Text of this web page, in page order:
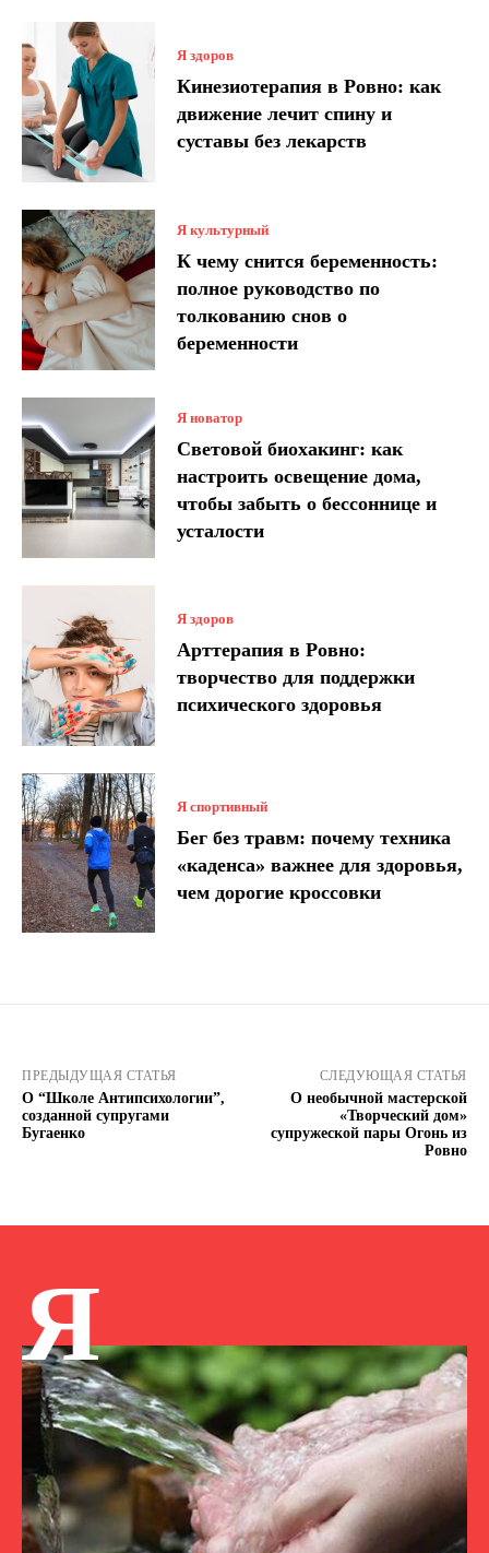
Я здоров
Кинезиотерапия в Ровно: как
движение лечит спину и
суставы без лекарств
Я культурный
К чему снится беременность:
полное руководство по
толкованию снов о
беременности
Я новатор
Световой биохакинг: как
настроить освещение дома,
чтобы забыть о бессоннице и
усталости
Я здоров
Арттерапия в Ровно:
творчество для поддержки
психического здоровья
Я спортивный
Бег без травм: почему техника
«каденса» важнее для здоровья,
чем дорогие кроссовки
ПРЕДЫДУЩАЯ СТАТЬЯ
О “Школе Антипсихологии”,
созданной супругами
Бугаенко
СЛЕДУЮЩАЯ СТАТЬЯ
О необычной мастерской
«Творческий дом»
супружеской пары Огонь из
Ровно
Я